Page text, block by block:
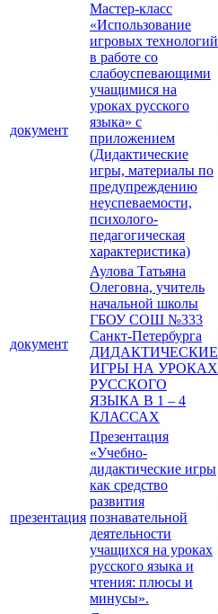
документ
Мастер-класс
«Использование
игровых технологий
в работе со
слабоуспевающими
учащимися на
уроках русского
языка» с
приложением
(Дидактические
игры, материалы по
предупреждению
неуспеваемости,
психолого-
педагогическая
характеристика)
документ
Аулова Татьяна
Олеговна, учитель
начальной школы
ГБОУ СОШ №333
Санкт-Петербурга
ДИДАКТИЧЕСКИЕ
ИГРЫ НА УРОКАХ
РУССКОГО
ЯЗЫКА В 1 – 4
КЛАССАХ
презентация
Презентация
«Учебно-
дидактические игры
как средство
развития
познавательной
деятельности
учащихся на уроках
русского языка и
чтения: плюсы и
минусы».